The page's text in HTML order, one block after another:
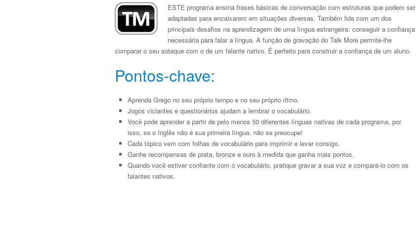
ESTE programa ensina frases básicas de conversação com estruturas que podem ser
adaptadas para encaixarem em situações diversas. Também lida com um dos
principais desafios na aprendizagem de uma língua estrangeira: conseguir a confiança
necessária para falar a língua. A função de gravação do Talk More permite-lhe
comparar o seu sotaque com o de um falante nativo. É perfeito para construir a confiança de um aluno.
Pontos-chave:
Aprenda Grego no seu próprio tempo e no seu próprio ritmo.
Jogos viciantes e questionários ajudam a lembrar o vocabulário.
Você pode aprender a partir de pelo menos 50 diferentes línguas nativas de cada programa, por
isso, se o Inglês não é sua primeira língua, não se preocupe!
Cada tópico vem com folhas de vocabulário para imprimir e levar consigo.
Ganhe recompensas de prata, bronze e ouro à medida que ganha mais pontos.
Quando você estiver confiante com o vocabulário, pratique gravar a sua voz e compará-lo com os
falantes nativos.